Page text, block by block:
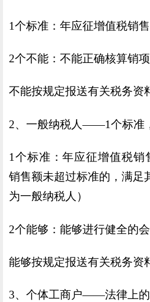
1个标准：年应征增值税销
2个不能：不能正确核算销
不能按规定报送有关税务资
2、一般纳税人——1个标准
1个标准：年应征增值税销
销售额未超过标准的，满足
为一般纳税人）
2个能够：能够进行健全的
能够按规定报送有关税务资
3、个体工商户——法律上